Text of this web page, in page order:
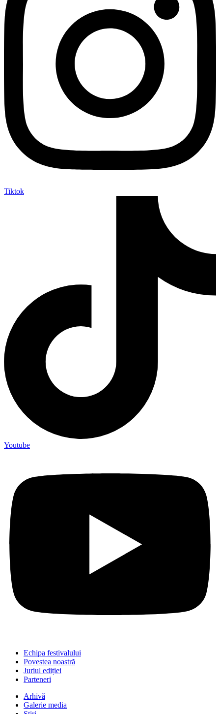
Tiktok
Youtube
Echipa festivalului
Povestea noastră
Juriul ediției
Parteneri
Arhivă
Galerie media